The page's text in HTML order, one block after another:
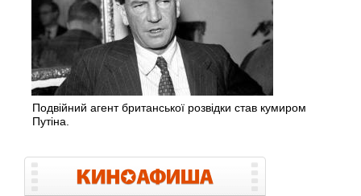
Подвійний агент британської розвідки став кумиром
Путіна.